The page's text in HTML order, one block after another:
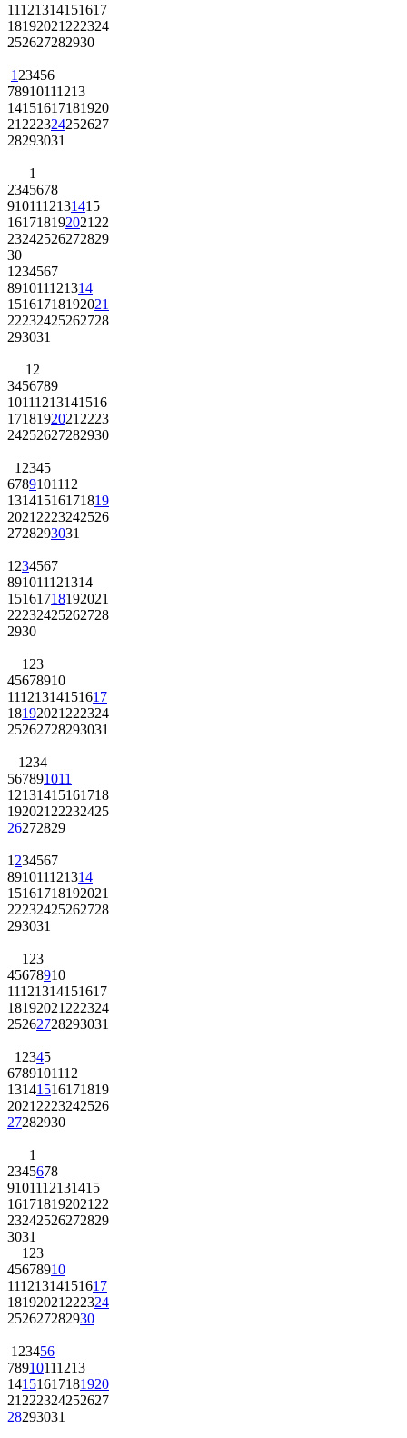
11121314151617
18192021 222324
252627282930
1 23456
78910111213
14151617181920
21 222324252627
28293031
1
2345678
9101112131415
161718192021 22
23242526272829
30
1 234567
891011121314
15161718192021
22232425262728
293031
1 2
3456789
10111213141516
1718192021 2223
24252627282930
1 2345
6789101112
13141516171819
2021 2223242526
2728293031
1 234567
891011121314
15161718192021
22232425262728
2930
1 23
45678910
11121314151617
18192021 222324
25262728293031
1 234
567891011
12131415161718
192021 22232425
26272829
1 234567
891011121314
15161718192021
22232425262728
293031
1 23
45678910
11121314151617
18192021 222324
25262728293031
1 2345
6789101112
13141516171819
2021 2223242526
27282930
1
2345678
9101112131415
161718192021 22
23242526272829
3031
1 23
45678910
11121314151617
18192021 222324
252627282930
1 23456
78910111213
14151617181920
21 222324252627
28293031